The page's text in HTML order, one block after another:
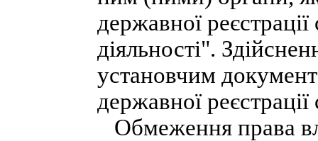
державної
діяльності".
установчим
державної
Обмеження права